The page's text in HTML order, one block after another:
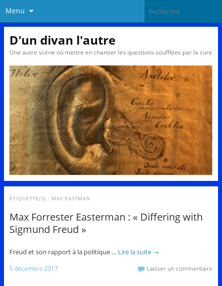
Menu
D'un divan l'autre
Une autre scène où mettre en chantier les questions soufflées par la cure
ÉTIQUETTE(S) : MAX EASTMAN
Max Forrester Easterman : « Differing with
Sigmund Freud »
Freud et son rapport à la politique … Lire la suite →
5 décembre 2017 Laisser un commentaire